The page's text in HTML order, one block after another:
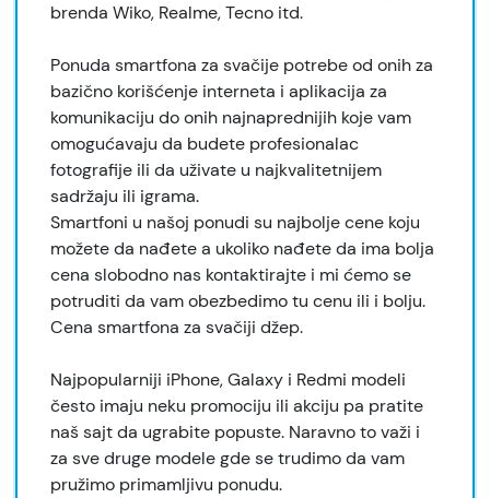
brenda Wiko, Realme, Tecno itd.
Ponuda smartfona za svačije potrebe od onih za
bazično korišćenje interneta i aplikacija za
komunikaciju do onih najnaprednijih koje vam
omogućavaju da budete profesionalac
fotografije ili da uživate u najkvalitetnijem
sadržaju ili igrama.
Smartfoni u našoj ponudi su najbolje cene koju
možete da nađete a ukoliko nađete da ima bolja
cena slobodno nas kontaktirajte i mi ćemo se
potruditi da vam obezbedimo tu cenu ili i bolju.
Cena smartfona za svačiji džep.
Najpopularniji iPhone, Galaxy i Redmi modeli
često imaju neku promociju ili akciju pa pratite
naš sajt da ugrabite popuste. Naravno to važi i
za sve druge modele gde se trudimo da vam
pružimo primamljivu ponudu.